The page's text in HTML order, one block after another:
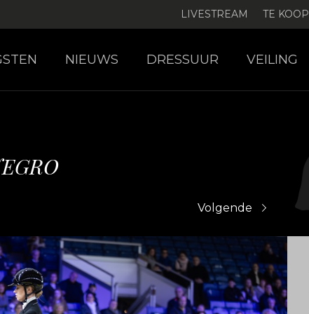
LIVESTREAM TE KOOP
NIEUWS DRESSUUR VEILING
Volgende